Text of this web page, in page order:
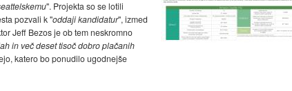
". Projekta so se lotili
pozvali k "oddaji kandidatur", izmed
Jeff Bezos je ob tem neskromno
in več deset tisoč dobro plačanih
katero bo ponudilo ugodnejše